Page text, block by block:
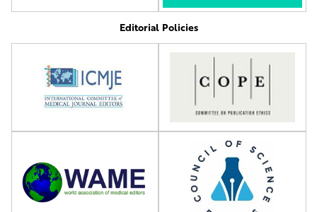
Editorial Policies